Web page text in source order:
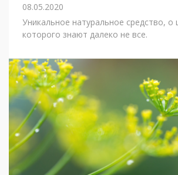
08.05.2020
Уникальное натуральное средство, о
которого знают далеко не все.